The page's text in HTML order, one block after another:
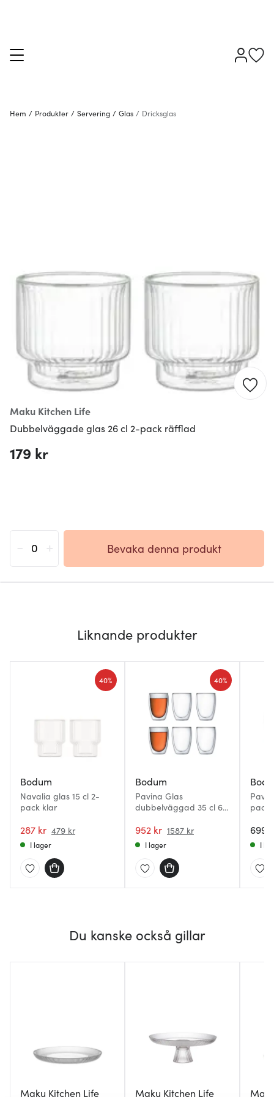
Hem / Produkter / Servering / Glas / Dricksglas
Maku Kitchen Life
Dubbelväggade glas 26 cl 2-pack räfflad
179 kr
Bevaka denna produkt
Liknande produkter
Bodum
Navalia glas 15 cl 2-
pack klar
287 kr 479 kr
40%
I lager
Bodum
Pavina Glas
dubbelväggad 35 cl 6-
952 kr 1587 kr
40%
I lager
pack
699
I
Du kanske också gillar
Maku Kitchen Life Maku Kitchen Life